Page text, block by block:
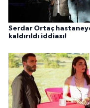
Serdar Ortaç
kaldırıldı iddiası!